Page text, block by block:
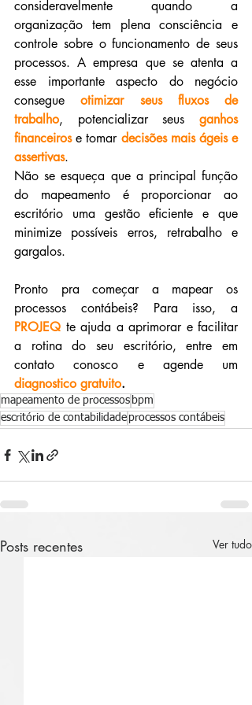
consideravelmente quando a
organização tem plena consciência e
controle sobre o funcionamento de seus
processos. A empresa que se atenta a
esse importante aspecto do negócio
consegue otimizar seus fluxos de
trabalho, potencializar seus ganhos
financeiros e tomar decisões mais ágeis e
assertivas.
Não se esqueça que a principal função
do mapeamento é proporcionar ao
escritório uma gestão eficiente e que
minimize possíveis erros, retrabalho e
gargalos.
Pronto pra começar a mapear os
PROJEQ te ajuda a aprimorar e facilitar
a rotina do seu escritório, entre em
diagnostico gratuito.
mapeamento de processos bpm
escritório de contabilidade processos contábeis
Posts recentes Ver tudo